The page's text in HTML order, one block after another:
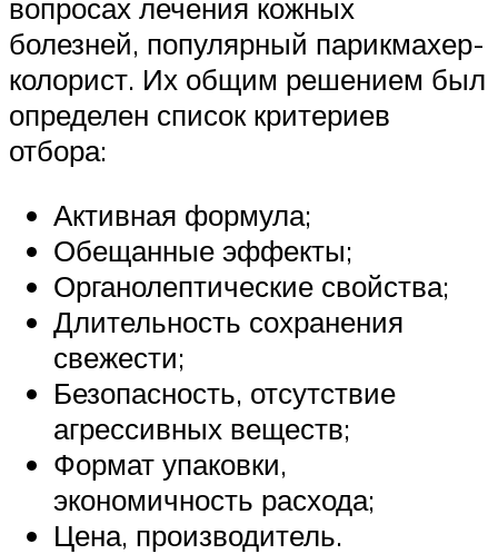
вопросах лечения кожных
болезней, популярный парикмахер-
колорист. Их общим решением был
определен список критериев
отбора:
Активная формула;
Обещанные эффекты;
Органолептические свойства;
Длительность сохранения
свежести;
Безопасность, отсутствие
агрессивных веществ;
Формат упаковки,
экономичность расхода;
Цена, производитель.